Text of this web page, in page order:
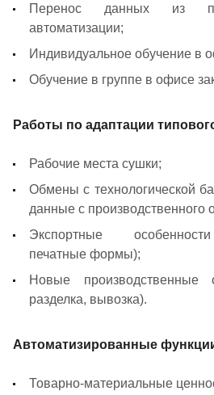
Перенос данных из
автоматизации;
Индивидуальное обучение в
Обучение в группе в офисе
Работы по адаптации
Рабочие места сушки;
Обмены с технологической
данные с производственного
Экспортные
печатные формы);
Новые производственные
разделка, вывозка).
Автоматизированные
Товарно-материальные